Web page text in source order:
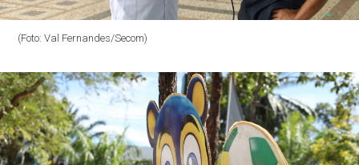
(Foto: Val Fernandes/Secom)